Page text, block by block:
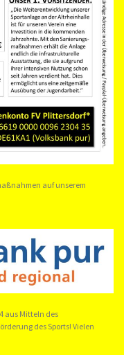
auf unserem
aus Mitteln des
des Sports! Vielen